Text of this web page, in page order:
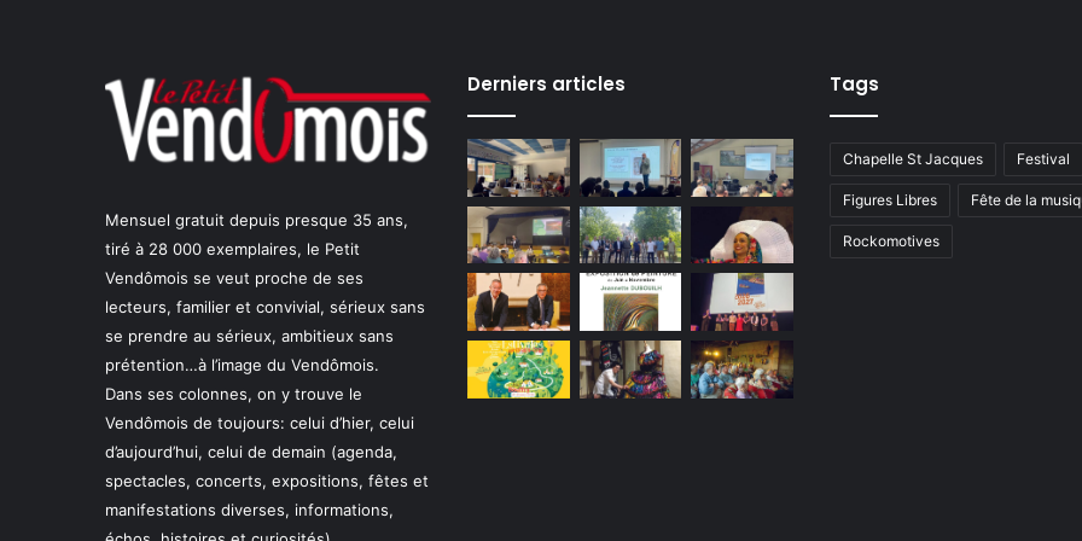
Mensuel gratuit depuis presque 35 ans,
tiré à 28 000 exemplaires, le Petit
Vendômois se veut proche de ses
lecteurs, familier et convivial, sérieux sans
se prendre au sérieux, ambitieux sans
prétention…à l’image du Vendômois.
Dans ses colonnes, on y trouve le
Vendômois de toujours: celui d’hier, celui
d’aujourd’hui, celui de demain (agenda,
spectacles, concerts, expositions, fêtes et
manifestations diverses, informations,
Derniers articles Tags
Chapelle St Jacques Festival
Figures Libres Fête de la
Rockomotives